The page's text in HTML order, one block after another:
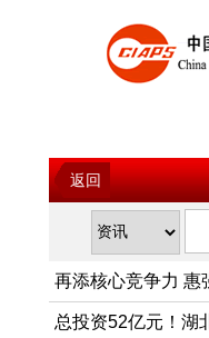
返回
再添核心竞争力 惠
强隔膜开发成功
总投资52亿元！湖